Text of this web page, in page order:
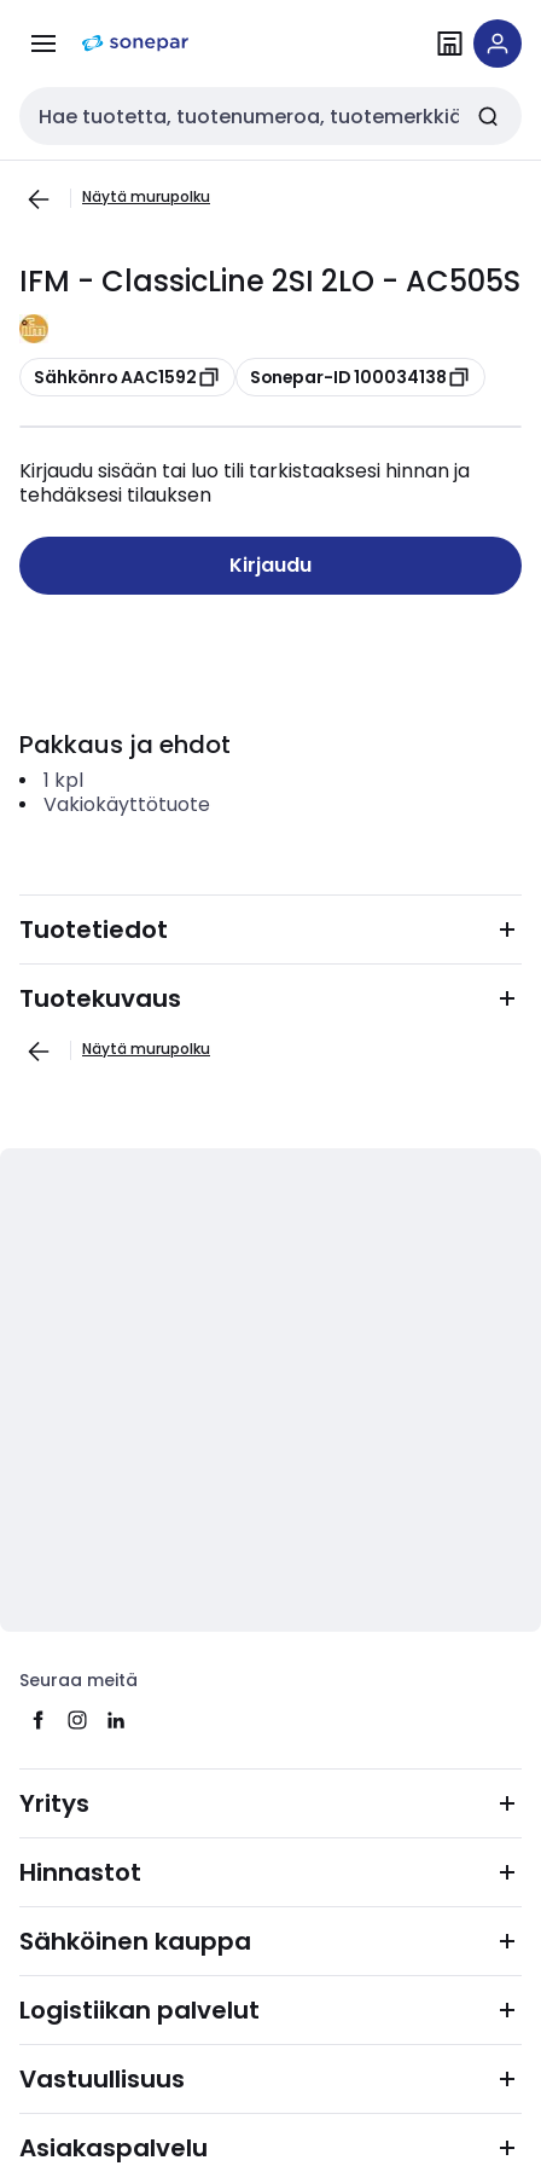
navigointiinsisältöön
Haku
Näytä murupolku
IFM - ClassicLine 2SI 2LO - AC505S
Kopioi
Sähkönro AAC1592 Kopioi
Sonepar-ID 100034138
Kirjaudu sisään tai luo tili tarkistaaksesi hinnan ja
tehdäksesi tilauksen
Kirjaudu
Pakkaus ja ehdot
1 kpl
Vakiokäyttötuote
Tuotetiedot
Tuotekuvaus
Näytä murupolku
Seuraa meitä
Yritys
Hinnastot
Sähköinen kauppa
Logistiikan palvelut
Vastuullisuus
Asiakaspalvelu